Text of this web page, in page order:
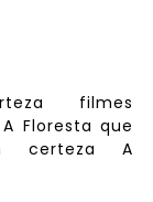
filmes
Floresta que
certeza A